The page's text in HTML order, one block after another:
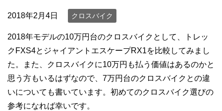
2018年2月4日 クロスバイク
2018年モデルの10万円台のクロスバイクとして、トレッ
クFXS4とジャイアントエスケープRX1を比較してみまし
た。また、クロスバイクに10万円も払う価値はあるのかと
思う方もいるはずなので、7万円台のクロスバイクとの違
いについても書いています。初めてのクロスバイク選びの
参考になれば幸いです。